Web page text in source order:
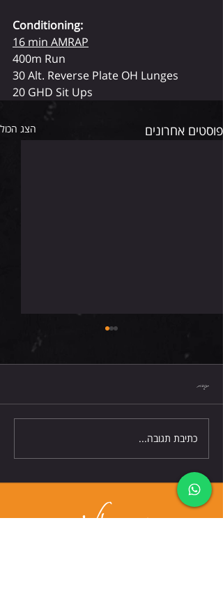
Conditioning:
16 min AMRAP
400m Run
30 Alt. Reverse Plate OH Lunges
20 GHD Sit Ups
פוסטים אחרונים הצג הכול
תגובות
כתיבת תגובה...
דברו אלינו